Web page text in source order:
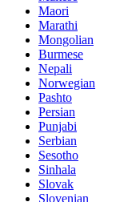
Maori
Marathi
Mongolian
Burmese
Nepali
Norwegian
Pashto
Persian
Punjabi
Serbian
Sesotho
Sinhala
Slovak
Slovenian